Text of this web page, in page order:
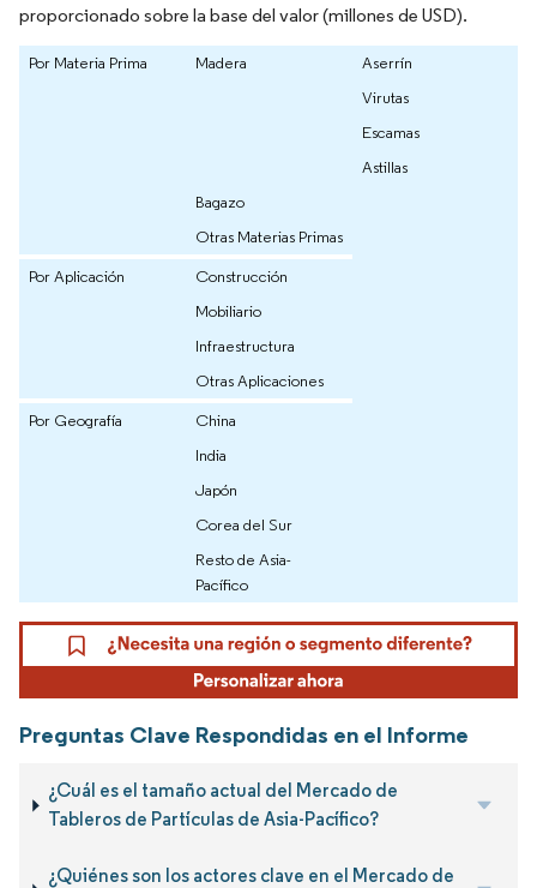
proporcionado sobre la base del valor (millones de USD).
Por Materia Prima Madera
Aserrín
Virutas
Escamas
Astillas
Bagazo
Otras Materias Primas
Por Aplicación
Construcción
Mobiliario
Infraestructura
Otras Aplicaciones
Por Geografía
China
India
Japón
Corea del Sur
Resto de Asia-
Pacífico
Preguntas Clave Respondidas en el Informe
¿Cuál es el tamaño actual del Mercado de
Tableros de Partículas de Asia-Pacífico?
¿Quiénes son los actores clave en el Mercado de